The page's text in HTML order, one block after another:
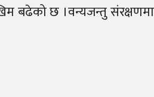
बढेको छ ।वन्यजन्तु संरक्षणमा